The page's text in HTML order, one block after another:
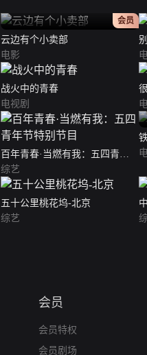
正片
会员
云边有个小卖部
电影
战火中的青春
电视剧
百年青春·当燃有我：五四青年
节特别节目
综艺
五十公里桃花坞-北京
综艺
会员
会员特权
会员剧场